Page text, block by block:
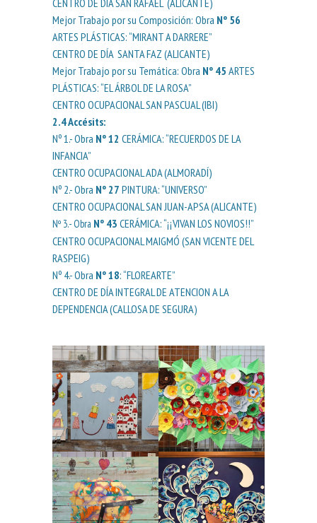
Mejor Trabajo por su Composición: Obra Nº 56
ARTES PLÁSTICAS: “MIRANT A DARRERE”
CENTRO DE DÍA SANTA FAZ (ALICANTE)
Mejor Trabajo por su Temática: Obra Nº 45 ARTES
PLÁSTICAS: “EL ÁRBOL DE LA ROSA”
CENTRO OCUPACIONAL SAN PASCUAL (IBI)
2.4Accésits:
Nº 1.- Obra Nº 12 CERÁMICA: “RECUERDOS DE LA
INFANCIA”
CENTRO OCUPACIONAL ADA (ALMORADÍ)
Nº 2.- Obra Nº 27 PINTURA: “UNIVERSO”
CENTRO OCUPACIONAL SAN JUAN-APSA (ALICANTE)
Nº 3.- Obra Nº 43 CERÁMICA: “¡¡VIVAN LOS NOVIOS!!”
CENTRO OCUPACIONAL MAIGMÓ (SAN VICENTE DEL
RASPEIG)
Nº 4.- Obra Nº 18: “FLOREARTE”
CENTRO DE DÍA INTEGRAL DE ATENCION A LA
DEPENDENCIA (CALLOSA DE SEGURA)
Nº 12 Recuerdos de
la infancia
2017, Cerámica, premiados 2017
ZOOM VIEW
Nº 18 Florearte
2017, Artes plásticas, premiados
2017
ZOOM VIEW
Nº 19 Nunca es
tarde
2017, Pintura, premiados 2017
Nº 23 Perdidos
2017, Cerámica, premiados 2017